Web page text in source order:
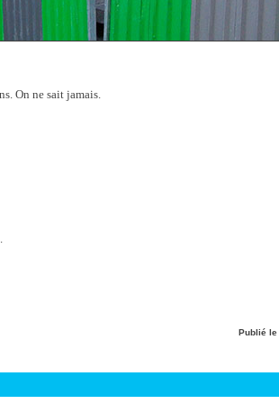
On ne sait jamais.
Publié le